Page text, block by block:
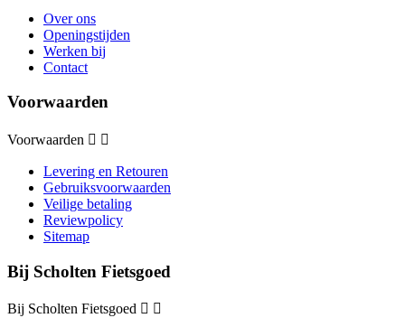
Over ons
Openingstijden
Werken bij
Contact
Voorwaarden
Voorwaarden  
Levering en Retouren
Gebruiksvoorwaarden
Veilige betaling
Reviewpolicy
Sitemap
Bij Scholten Fietsgoed
Bij Scholten Fietsgoed  